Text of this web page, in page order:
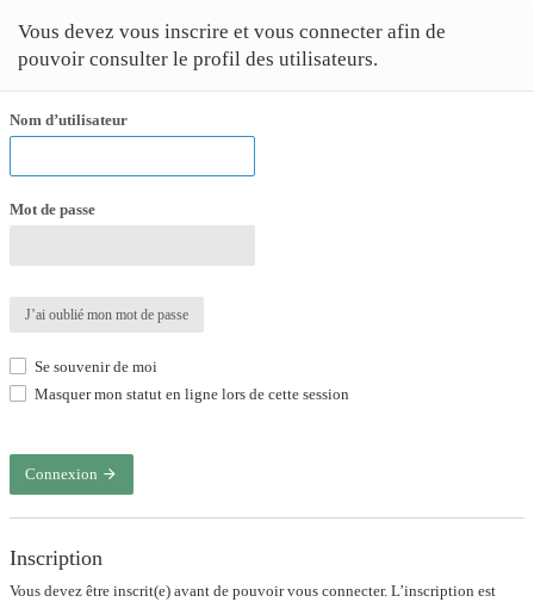
Vous devez vous inscrire et vous connecter afin de
pouvoir consulter le profil des utilisateurs.
Nom d’utilisateur
Mot de passe
J’ai oublié mon mot de passe
Se souvenir de moi
Masquer mon statut en ligne lors de cette session
Connexion
Inscription
Vous devez être inscrit(e) avant de pouvoir vous connecter. L’inscription est